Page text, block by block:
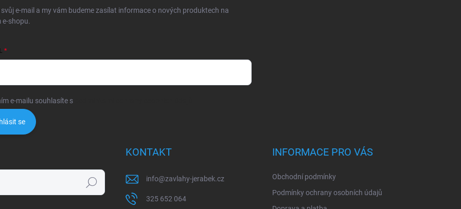
e-mail a my vám budeme zasílat informace o nových produktech na
e-shopu.
e-mailu souhlasíte s
se
Hledat
KONTAKT
info@zavlahy-jerabek.cz
325 652 064
INFORMACE PRO VÁS
Obchodní podmínky
Podmínky ochrany osobních údajů